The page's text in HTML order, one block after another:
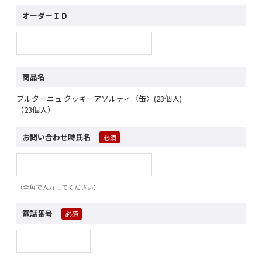
オーダーＩＤ
商品名
ブルターニュ クッキーアソルティ〈缶〉(23個入)
（23個入）
お問い合わせ時氏名
（全角で入力してください）
電話番号